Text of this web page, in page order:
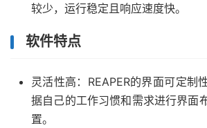
较少，运行稳定且响应速度快。
软件特点
灵活性高：REAPER的界面可定制
据自己的工作习惯和需求进行界面
置。